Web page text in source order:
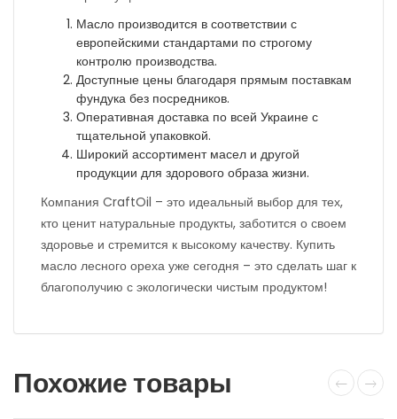
Масло производится в соответствии с
европейскими стандартами по строгому
контролю производства.
Доступные цены благодаря прямым поставкам
фундука без посредников.
Оперативная доставка по всей Украине с
тщательной упаковкой.
Широкий ассортимент масел и другой
продукции для здорового образа жизни.
Компания CraftOil – это идеальный выбор для тех,
кто ценит натуральные продукты, заботится о своем
здоровье и стремится к высокому качеству. Купить
масло лесного ореха уже сегодня – это сделать шаг к
благополучию с экологически чистым продуктом!
Похожие товары